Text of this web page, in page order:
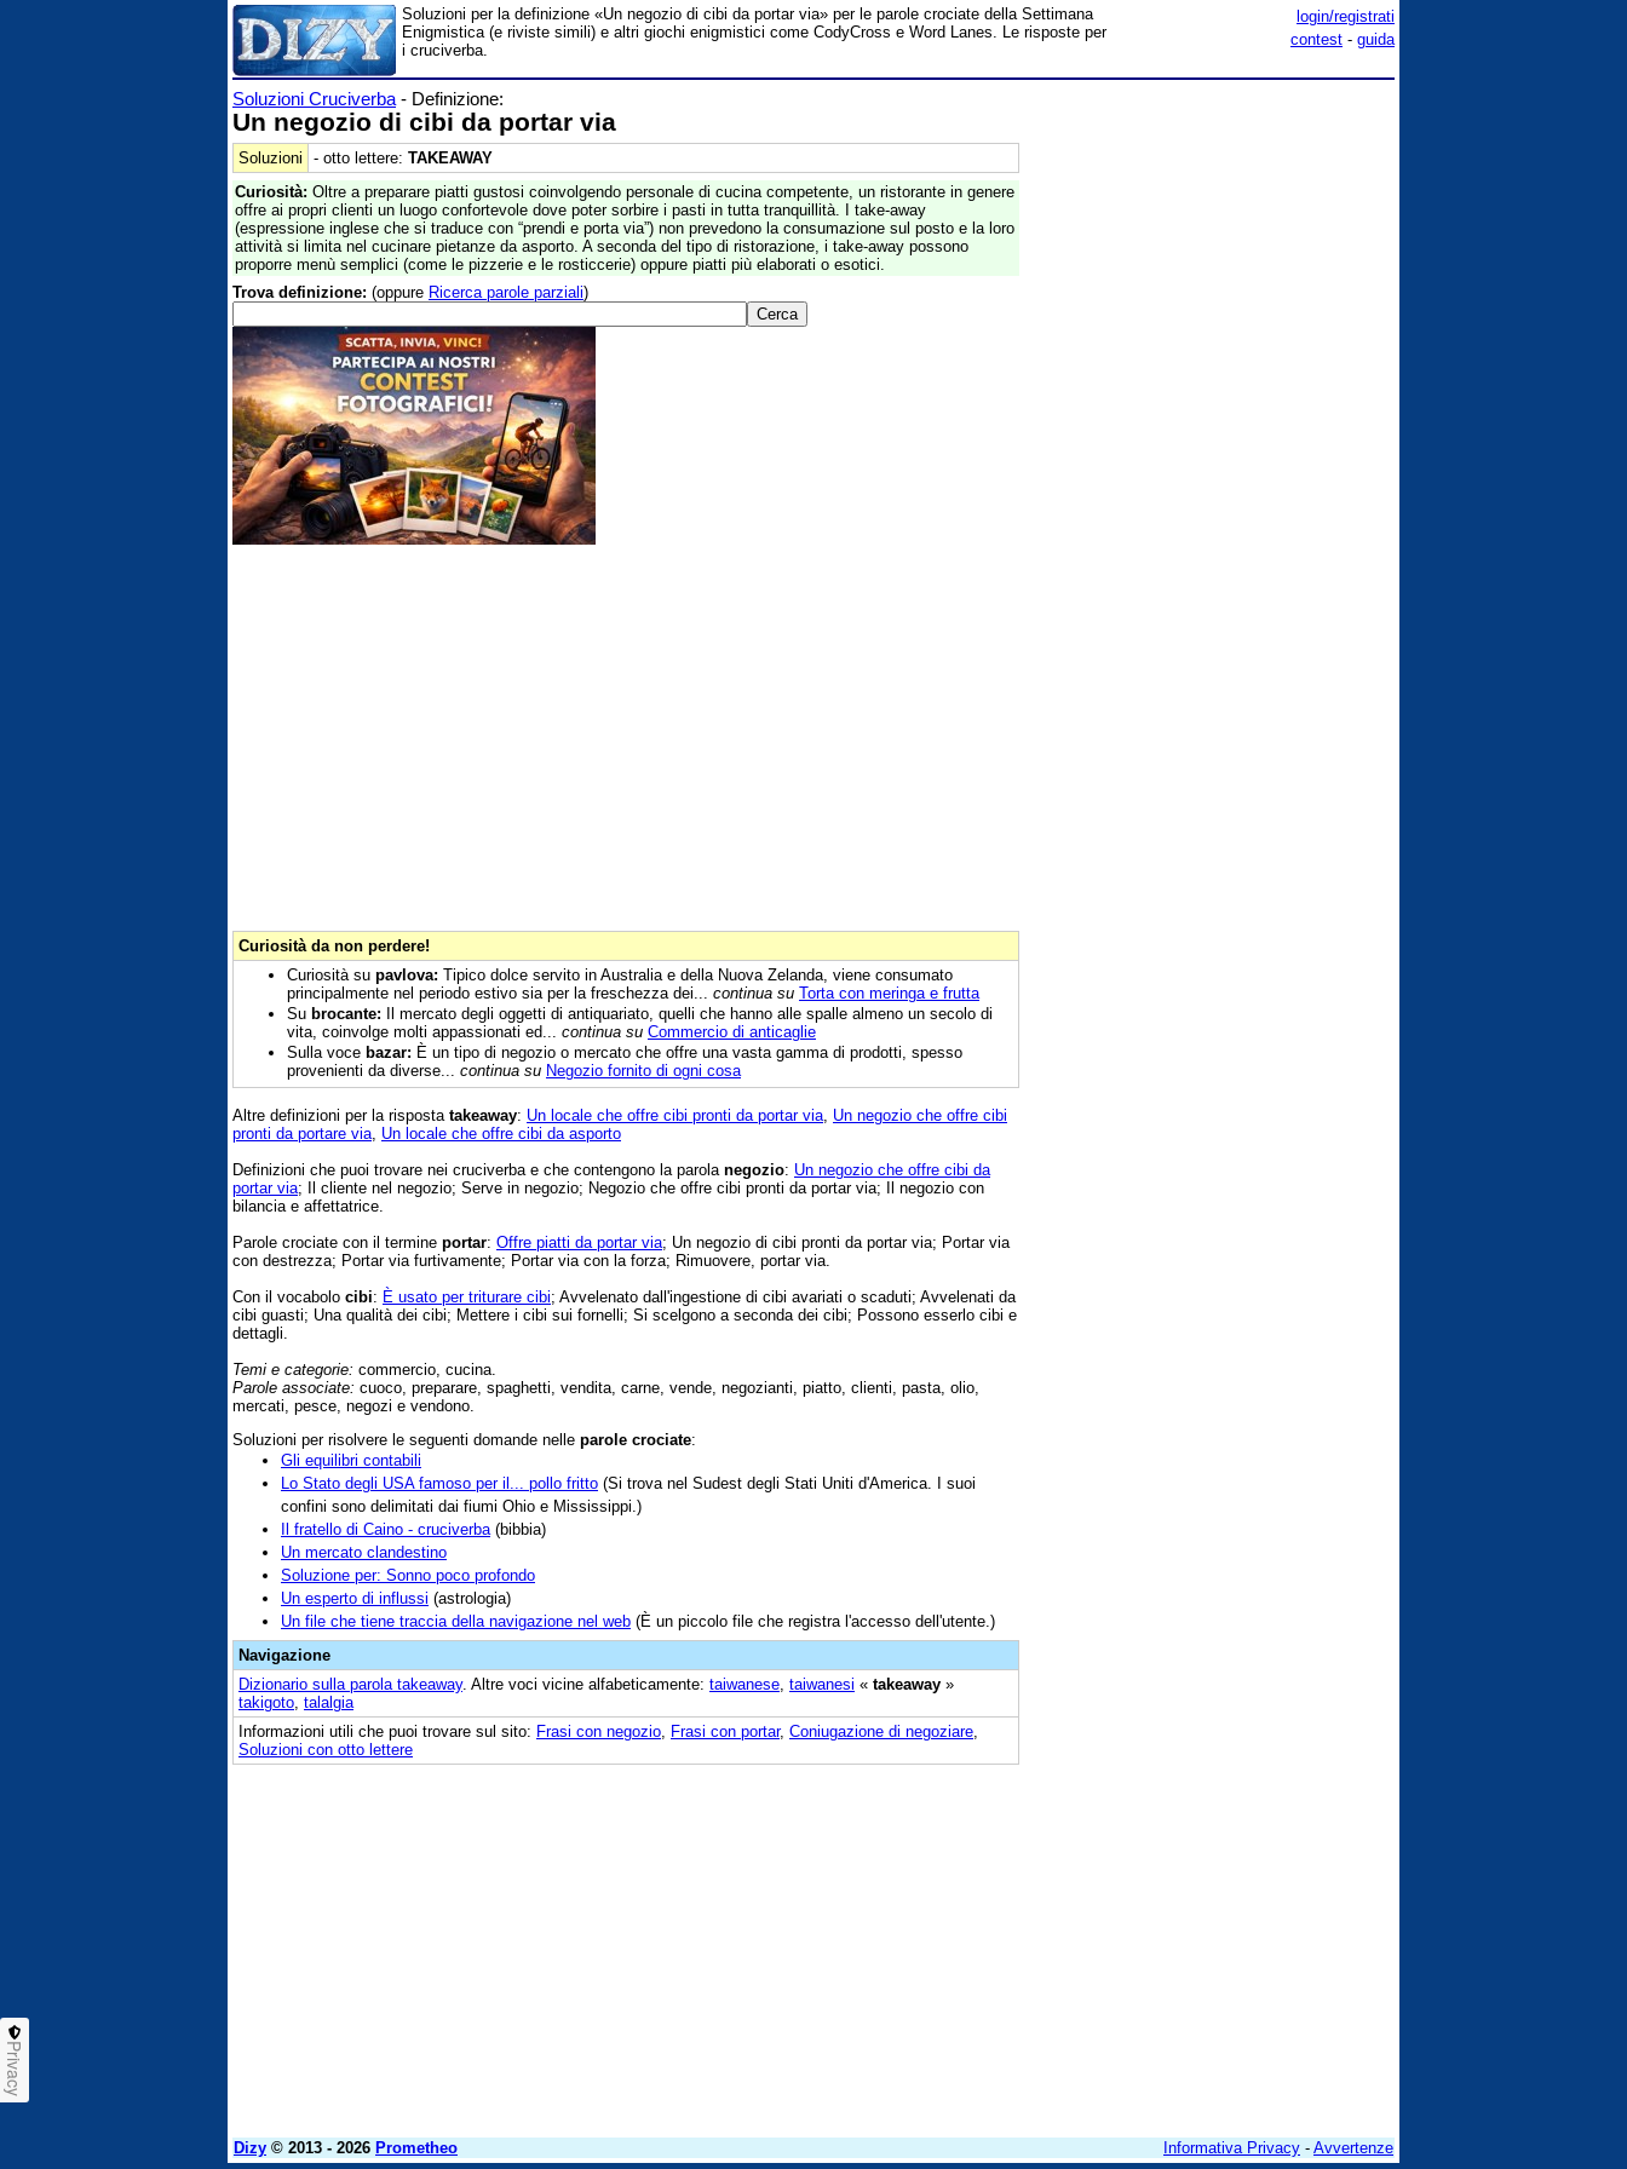
login/registrati
contest - guida
Soluzioni per la definizione «Un negozio di cibi da portar via» per le parole crociate della Settimana
Enigmistica (e riviste simili) e altri giochi enigmistici come CodyCross e Word Lanes. Le risposte per
i cruciverba.
Soluzioni Cruciverba - Definizione:
Un negozio di cibi da portar via
Soluzioni - otto lettere: TAKEAWAY
Curiosità: Oltre a preparare piatti gustosi coinvolgendo personale di cucina competente, un ristorante in genere
offre ai propri clienti un luogo confortevole dove poter sorbire i pasti in tutta tranquillità. I take-away
(espressione inglese che si traduce con “prendi e porta via”) non prevedono la consumazione sul posto e la loro
attività si limita nel cucinare pietanze da asporto. A seconda del tipo di ristorazione, i take-away possono
proporre menù semplici (come le pizzerie e le rosticcerie) oppure piatti più elaborati o esotici.
Trova definizione: (oppure Ricerca parole parziali)
Curiosità da non perdere!
Curiosità su pavlova: Tipico dolce servito in Australia e della Nuova Zelanda, viene consumato
principalmente nel periodo estivo sia per la freschezza dei... continua su Torta con meringa e frutta
Su brocante: Il mercato degli oggetti di antiquariato, quelli che hanno alle spalle almeno un secolo di
vita, coinvolge molti appassionati ed... continua su Commercio di anticaglie
Sulla voce bazar: È un tipo di negozio o mercato che offre una vasta gamma di prodotti, spesso
provenienti da diverse... continua su Negozio fornito di ogni cosa
Altre definizioni per la risposta takeaway: Un locale che offre cibi pronti da portar via Un negozio che offre cibi
pronti da portare via Un locale che offre cibi da asporto
Definizioni che puoi trovare nei cruciverba e che contengono la parola negozio: Un negozio che offre cibi da
portar via; Il cliente nel negozio; Serve in negozio; Negozio che offre cibi pronti da portar via; Il negozio con
bilancia e affettatrice.
Parole crociate con il termine portar: Offre piatti da portar via; Un negozio di cibi pronti da portar via; Portar via
con destrezza; Portar via furtivamente; Portar via con la forza; Rimuovere, portar via.
Con il vocabolo cibi: È usato per triturare cibi; Avvelenato dall'ingestione di cibi avariati o scaduti; Avvelenati da
cibi guasti; Una qualità dei cibi; Mettere i cibi sui fornelli; Si scelgono a seconda dei cibi; Possono esserlo cibi e
dettagli.
Temi e categorie: commercio, cucina.
Parole associate: cuoco, preparare, spaghetti, vendita, carne, vende, negozianti, piatto, clienti, pasta, olio,
mercati, pesce, negozi e vendono.
Soluzioni per risolvere le seguenti domande nelle parole crociate:
Gli equilibri contabili
Lo Stato degli USA famoso per il... pollo fritto (Si trova nel Sudest degli Stati Uniti d'America. I suoi
confini sono delimitati dai fiumi Ohio e Mississippi.)
Il fratello di Caino - cruciverba (bibbia)
Un mercato clandestino
Soluzione per: Sonno poco profondo
Un esperto di influssi (astrologia)
Un file che tiene traccia della navigazione nel web (È un piccolo file che registra l'accesso dell'utente.)
Navigazione
Dizionario sulla parola takeaway. Altre voci vicine alfabeticamente: taiwanese taiwanesi « takeaway »
takigoto talalgia
Informazioni utili che puoi trovare sul sito: Frasi con negozio Frasi con portar, Coniugazione di negoziare
Soluzioni con otto lettere
Dizy © 2013 - 2026 Prometheo Informativa Privacy - Avvertenze
Privacy